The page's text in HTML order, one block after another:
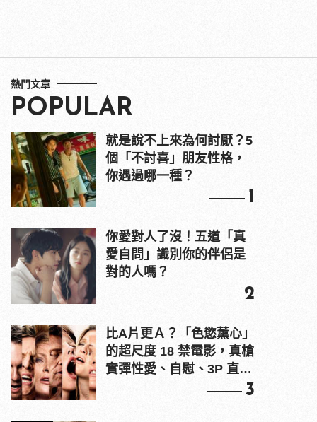
熱門文章
POPULAR
就是說不上來為何討厭？5
個「不討喜」朋友性格，
你遇過哪一種？
1
你愛對人了沒！五道「真
愛自問」識別你的伴侶是
對的人嗎？
2
比A片更Ａ？「色慾薰心」
的超尺度 18 禁電影，真槍
實彈性愛、自慰、3P 直接
3